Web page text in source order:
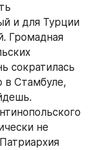
и для Турции
Громадная
сократилась
в Стамбуле,
не